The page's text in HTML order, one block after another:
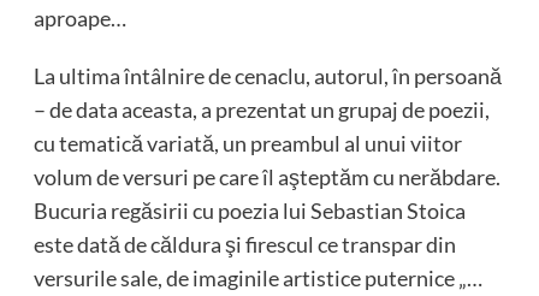
aproape…
La ultima întâlnire de cenaclu, autorul, în persoană
– de data aceasta, a prezentat un grupaj de poezii,
cu tematică variată, un preambul al unui viitor
volum de versuri pe care îl aşteptăm cu nerăbdare.
Bucuria regăsirii cu poezia lui Sebastian Stoica
este dată de căldura şi firescul ce transpar din
versurile sale, de imaginile artistice puternice „…